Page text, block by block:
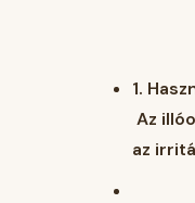
1.
Az
az